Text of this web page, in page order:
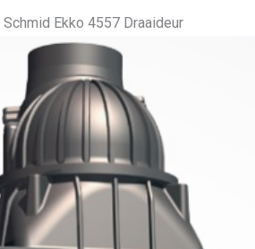
Schmid Ekko 4557 Draaideur